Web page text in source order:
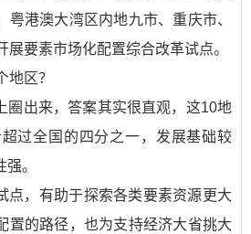
粤港澳大湾区内地九市、重庆市、
展要素市场化配置综合改革试点。
地区？
圈出来，答案其实很直观，这10地
过全国的四分之一，发展基础较
。
点，有助于探索各类要素资源更大
置的路径，也为支持经济大省挑大